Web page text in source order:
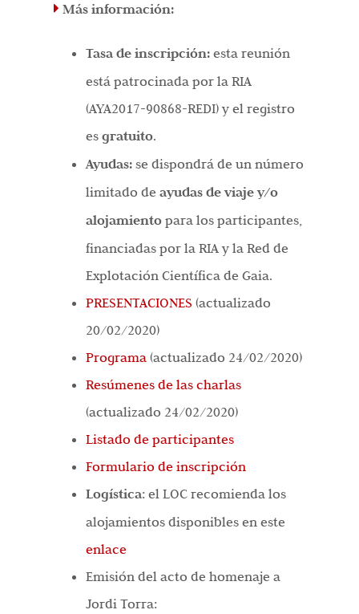
Más información:
Tasa de inscripción:esta reunión
está patrocinada por la RIA
(AYA2017-90868-REDI) y el registro
es gratuito.
Ayudas: se dispondrá de un número
limitado de ayudas de viaje y/o
alojamiento para los participantes,
financiadas por la RIA y la Red de
Explotación Científica de Gaia.
PRESENTACIONES (actualizado
20/02/2020)
Programa(actualizado 24/02/2020)
Resúmenes de las charlas
(actualizado 24/02/2020)
Listado de participantes
Formulario de inscripción
Logística: el LOC recomienda los
alojamientos disponibles en este
enlace
Emisión del acto de homenaje a
Jordi Torra: